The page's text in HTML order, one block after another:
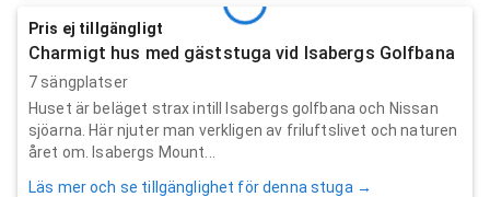
Pris ej tillgängligt
Charmigt hus med gäststuga vid Isabergs Golfbana
7 sängplatser
Huset är beläget strax intill Isabergs golfbana och Nissan
sjöarna. Här njuter man verkligen av friluftslivet och naturen
året om. Isabergs Mount...
Läs mer och se tillgänglighet för denna stuga →